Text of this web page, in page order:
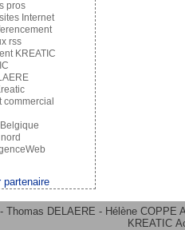
pros
Internet
rss
KREATIC
commercial
partenaire
Thomas DELAERE - Hélène COPPE
KREATIC